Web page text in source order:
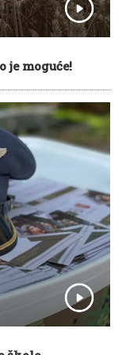
je moguće!